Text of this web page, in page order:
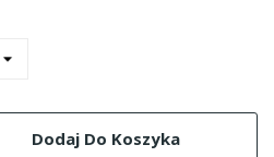
Dodaj Do Koszyka